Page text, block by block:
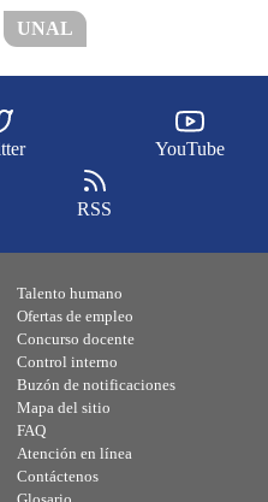
UNAL
YouTube
RSS
Talento humano
Ofertas de empleo
Concurso docente
Control interno
Buzón de notificaciones
Mapa del sitio
FAQ
Atención en línea
Contáctenos